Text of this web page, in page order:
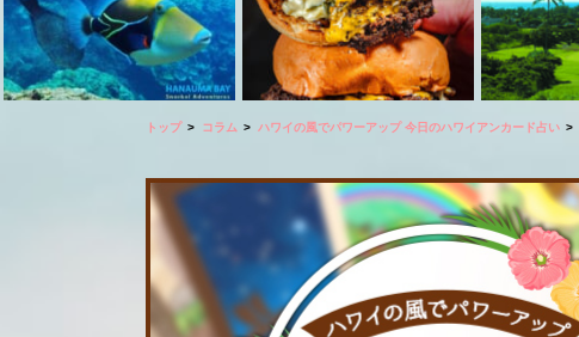
トップ コラム ハワイの風でパワーアップ 今日のハワイアンカード占い